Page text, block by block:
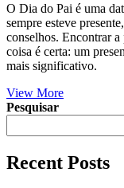
O Dia do Pai é uma
sempre esteve
conselhos. Encontrar
coisa é certa: um
mais significativo.
View More
Pesquisar
Recent Posts